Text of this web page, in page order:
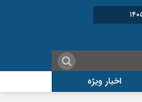
اخبار ویژه
موکب شهید شکارچی سراب حمام ؛از تشییع